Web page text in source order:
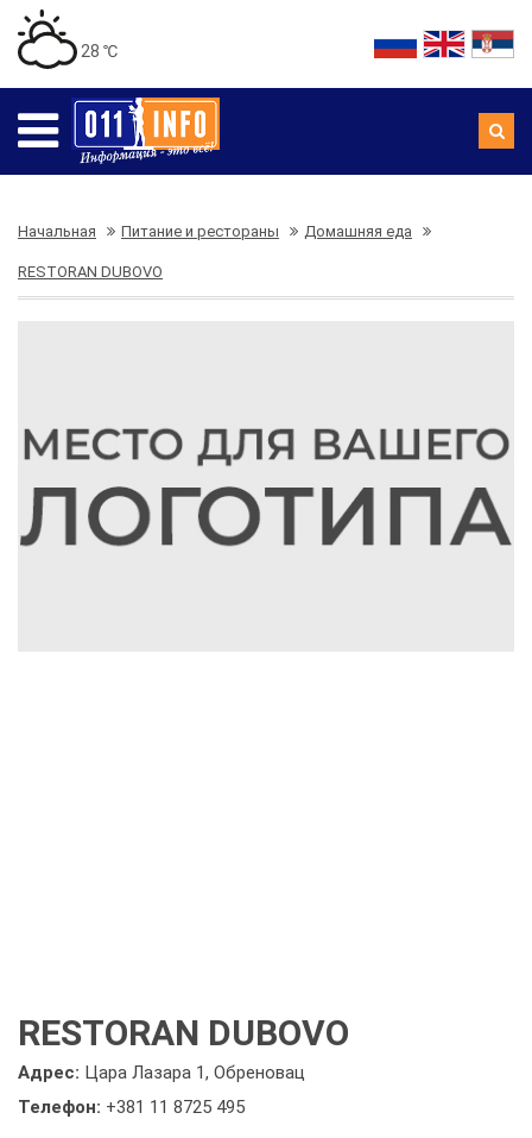
28 ℃
Начальная Питание и рестораны Домашняя еда
RESTORAN DUBOVO
RESTORAN DUBOVO
Адрес: Цара Лазара 1, Обреновац
Телефон: +381 11 8725 495